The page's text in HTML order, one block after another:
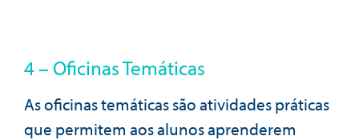
4 – Oficinas Temáticas
As oficinas temáticas são atividades práticas
que permitem aos alunos aprenderem